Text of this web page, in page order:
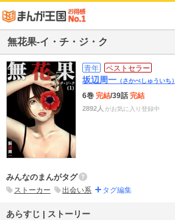
無花果-イ・チ・ジ・ク
青年 ベストセラー
坂辺周一 （さかべしゅういち）
6巻 完結/39話完結
2892人 がお気に入り登録中
みんなのまんがタグ
ストーカー 出会い系 タグ編集
あらすじ | ストーリー